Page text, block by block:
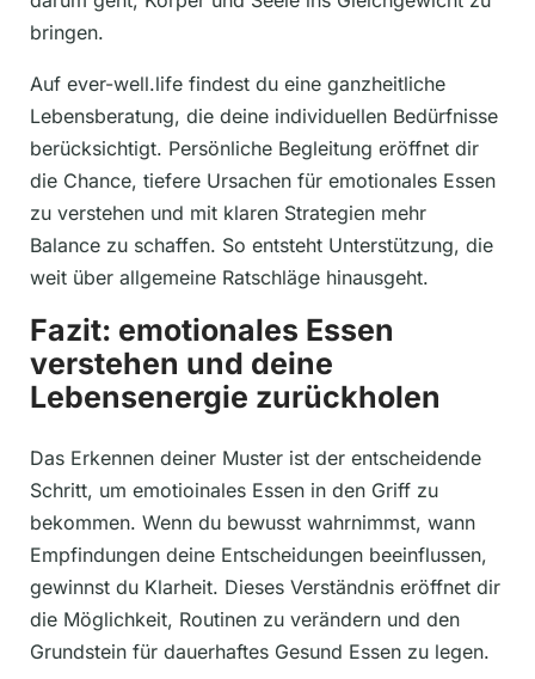
bringen.
Auf ever-well.life findest du eine ganzheitliche
Lebensberatung, die deine individuellen Bedürfnisse
berücksichtigt. Persönliche Begleitung eröffnet dir
die Chance, tiefere Ursachen für emotionales Essen
zu verstehen und mit klaren Strategien mehr
Balance zu schaffen. So entsteht Unterstützung, die
weit über allgemeine Ratschläge hinausgeht.
Fazit: emotionales Essen
verstehen und deine
Lebensenergie zurückholen
Das Erkennen deiner Muster ist der entscheidende
Schritt, um emotioinales Essen in den Griff zu
bekommen. Wenn du bewusst wahrnimmst, wann
Empfindungen deine Entscheidungen beeinflussen,
gewinnst du Klarheit. Dieses Verständnis eröffnet dir
die Möglichkeit, Routinen zu verändern und den
Grundstein für dauerhaftes Gesund Essen zu legen.